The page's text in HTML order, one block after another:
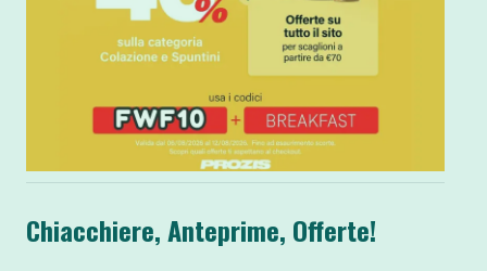
Chiacchiere, Anteprime, Offerte!